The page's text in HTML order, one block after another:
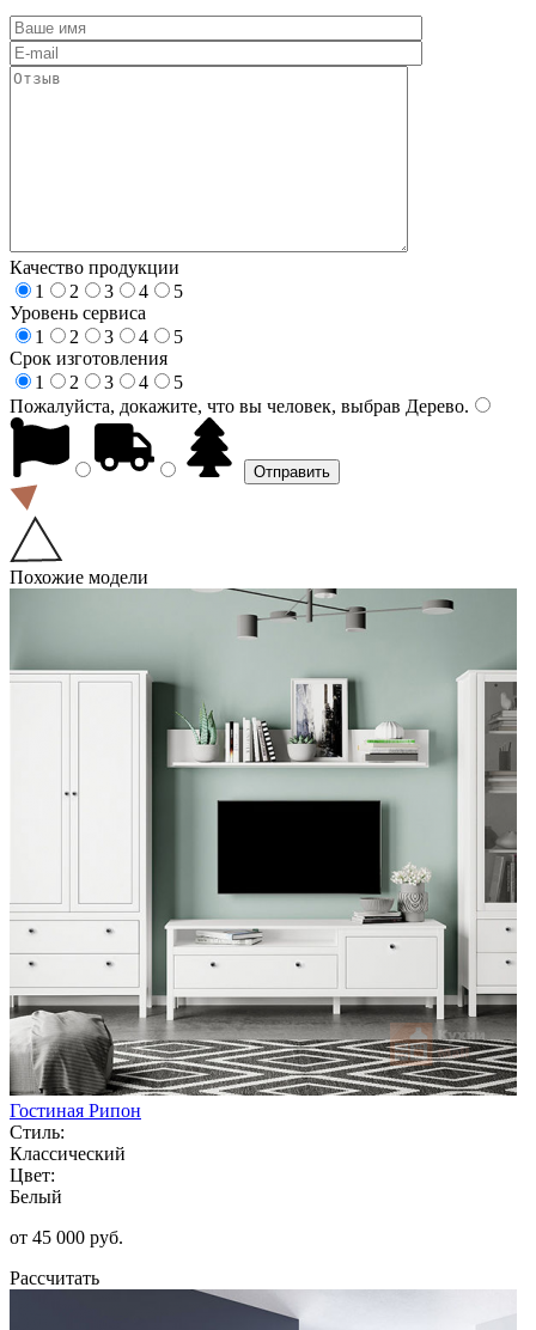
Качество продукции
1
2 3 4
5
Уровень сервиса
1
2 3 4
5
Срок изготовления
1
2 3 4
5
Пожалуйста, докажите, что вы человек, выбрав Дерево.
Похожие модели
Гостиная Рипон
Стиль:
Классический
Цвет:
Белый
от 45 000 руб.
Рассчитать